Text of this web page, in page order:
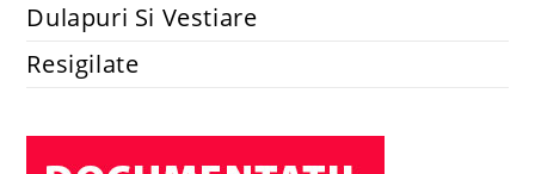
Dulapuri Si Vestiare
Resigilate